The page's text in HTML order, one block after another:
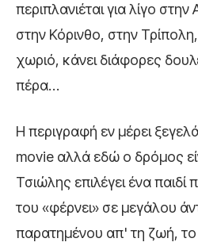
περιπλανιέται για λίγο
στην Κόρινθο, στην
χωριό, κάνει διάφορες
πέρα…
Η περιγραφή εν μέρει
movie αλλά εδώ ο δρόμος
Τσιώλης επιλέγει ένα
του «φέρνει» σε μεγάλου
παρατημένου απ' τη ζωή, το